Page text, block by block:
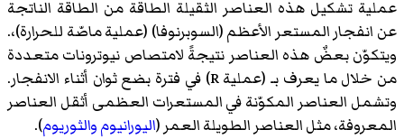
عملية تشكيل هذه العناصر الثقيلة الطاقة من الطاقة الناتجة
عن انفجار المستعر الأعظم (السوبرنوفا) (عملية ماصّة للحرارة)،.
ويتكوّن بعضٌ هذه العناصر نتيجةً لامتصاص نيوترونات متعددة
من خلال ما يعرف بـ (عملية R) في فترة بضع ثوان أثناء الانفجار.
وتشمل العناصر المكوّنة في المستعرات العظمى أثقل العناصر
المعروفة، مثل العناصر الطويلة العمر (اليورانيوموالثوريوم).